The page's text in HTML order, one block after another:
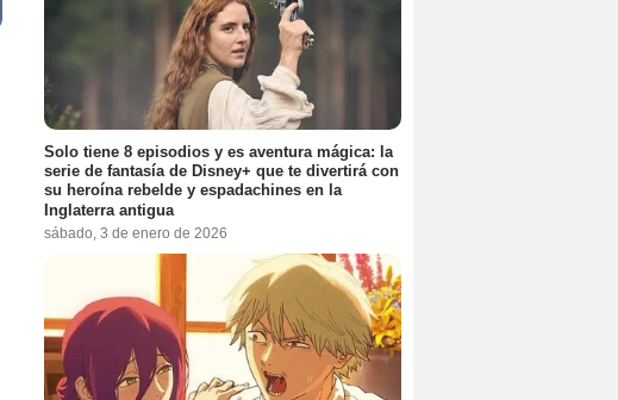
Solo tiene 8 episodios y es aventura mágica: la
serie de fantasía de Disney+ que te divertirá con
su heroína rebelde y espadachines en la
Inglaterra antigua
sábado, 3 de enero de 2026